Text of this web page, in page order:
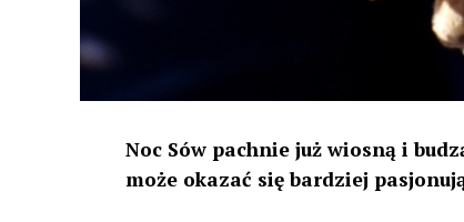
Noc Sów pachnie już wiosną i
może okazać się bardziej